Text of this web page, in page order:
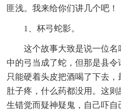
匪浅。我来给你们讲几个吧！
1、杯弓蛇影。
这个故事大致是说一位
中的弓当成了蛇，但那是县令
只能硬着头皮把酒喝了下去
肚子疼，什么药都没用。这
生错觉而疑神疑鬼，自己吓